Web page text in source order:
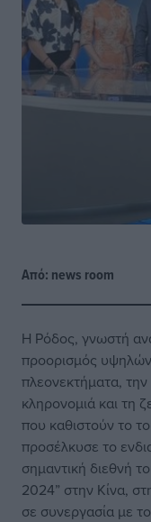
Από: news room
Η Ρόδος, γνωστή
προορισμός
πλεονεκτήματα, την
κληρονομιά και τη
που καθιστούν το
προσέλκυσε το
σημαντική διεθνή
2024” στην Κίνα,
σε συνεργασία με